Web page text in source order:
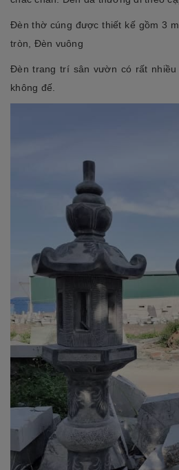
Đèn thờ cúng được thiết kế gồm 3
tròn, Đèn vuông
Đèn trang trí sân vườn có rất nhiều
không đế.